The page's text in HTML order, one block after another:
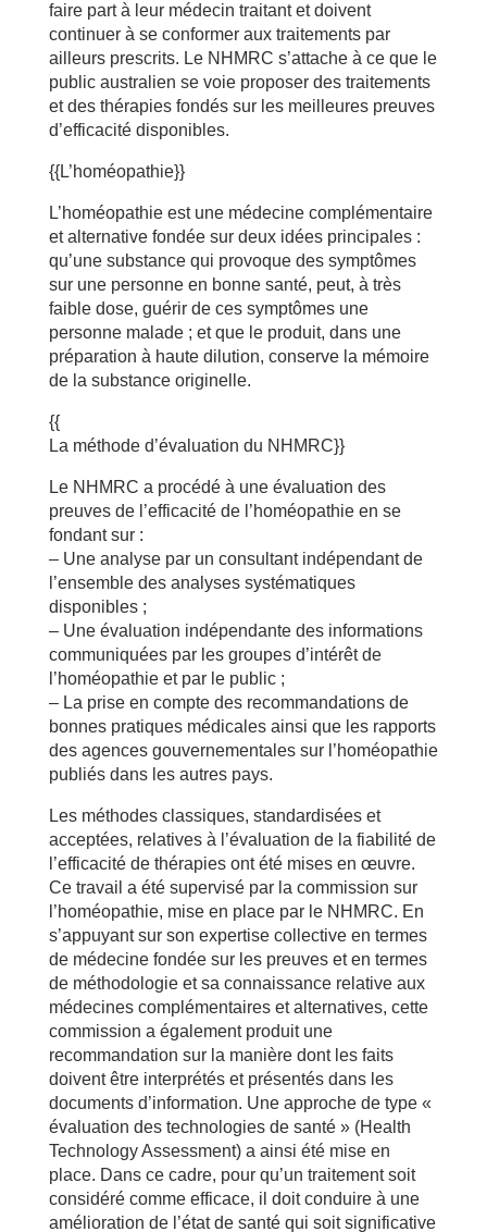
faire part à leur médecin traitant et doivent
continuer à se conformer aux traitements par
ailleurs prescrits. Le NHMRC s’attache à ce que le
public australien se voie proposer des traitements
et des thérapies fondés sur les meilleures preuves
d’efficacité disponibles.
{{L’homéopathie}}
L’homéopathie est une médecine complémentaire
et alternative fondée sur deux idées principales :
qu’une substance qui provoque des symptômes
sur une personne en bonne santé, peut, à très
faible dose, guérir de ces symptômes une
personne malade ; et que le produit, dans une
préparation à haute dilution, conserve la mémoire
de la substance originelle.
{{
La méthode d’évaluation du NHMRC}}
Le NHMRC a procédé à une évaluation des
preuves de l’efficacité de l’homéopathie en se
fondant sur :
– Une analyse par un consultant indépendant de
l’ensemble des analyses systématiques
disponibles ;
– Une évaluation indépendante des informations
communiquées par les groupes d’intérêt de
l’homéopathie et par le public ;
– La prise en compte des recommandations de
bonnes pratiques médicales ainsi que les rapports
des agences gouvernementales sur l’homéopathie
publiés dans les autres pays.
Les méthodes classiques, standardisées et
acceptées, relatives à l’évaluation de la fiabilité de
l’efficacité de thérapies ont été mises en œuvre.
Ce travail a été supervisé par la commission sur
l’homéopathie, mise en place par le NHMRC. En
s’appuyant sur son expertise collective en termes
de médecine fondée sur les preuves et en termes
de méthodologie et sa connaissance relative aux
médecines complémentaires et alternatives, cette
commission a également produit une
recommandation sur la manière dont les faits
doivent être interprétés et présentés dans les
documents d’information. Une approche de type «
évaluation des technologies de santé » (Health
Technology Assessment) a ainsi été mise en
place. Dans ce cadre, pour qu’un traitement soit
considéré comme efficace, il doit conduire à une
amélioration de l’état de santé qui soit significative